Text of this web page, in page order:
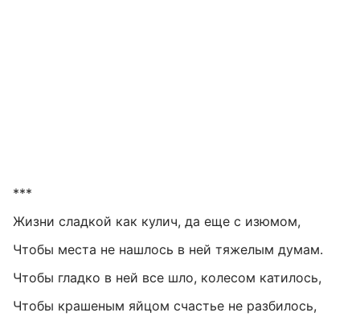
***
Жизни сладкой как кулич, да еще с изюмом,
Чтобы места не нашлось в ней тяжелым думам.
Чтобы гладко в ней все шло, колесом катилось,
Чтобы крашеным яйцом счастье не разбилось,